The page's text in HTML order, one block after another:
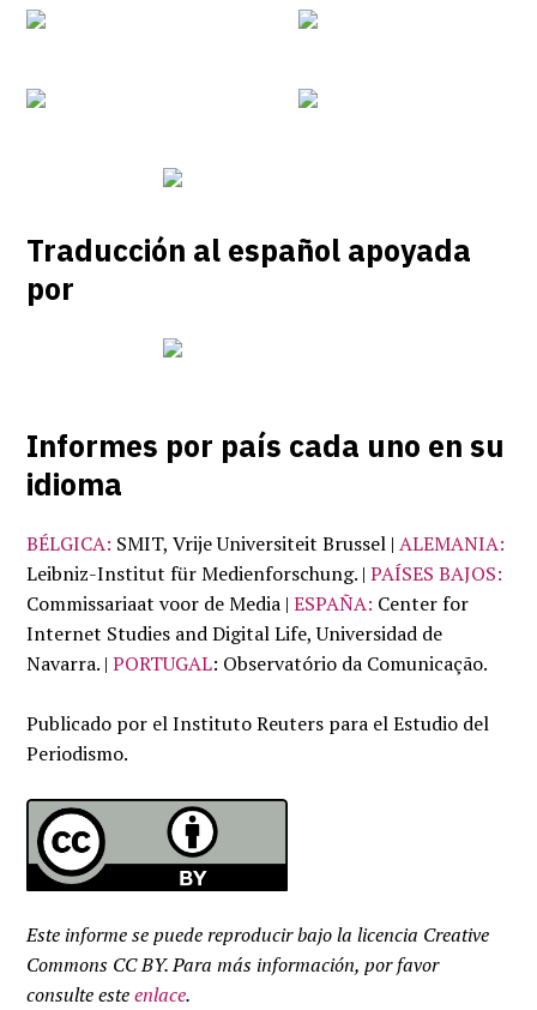
Traducción al español apoyada
por
Informes por país cada uno en su
idioma
BÉLGICA: SMIT, Vrije Universiteit Brussel |ALEMANIA:
Leibniz-Institut für Medienforschung. |PAÍSES BAJOS:
Commissariaat voor de Media |ESPAÑA: Center for
Internet Studies and Digital Life, Universidad de
Navarra. |PORTUGAL: Observatório da Comunicação.
Publicado por el Instituto Reuters para el Estudio del
Periodismo.
Este informe se puede reproducir bajo la licencia Creative
Commons CC BY. Para más información, por favor
consulte esteenlace.